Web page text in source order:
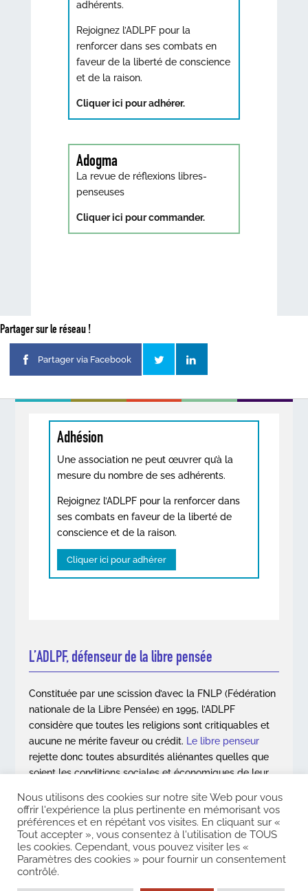
adhérents.
Rejoignez l’ADLPF pour la
renforcer dans ses combats en
faveur de la liberté de conscience
et de la raison.
Cliquer ici pour adhérer.
Adogma
La revue de réflexions libres-
penseuses
Cliquer ici pour commander.
Partager sur le réseau !
Partager via Facebook
Adhésion
Une association ne peut œuvrer qu’à la
mesure du nombre de ses adhérents.
Rejoignez l’ADLPF pour la renforcer dans
ses combats en faveur de la liberté de
conscience et de la raison.
Cliquer ici pour adhérer
L’ADLPF, défenseur de la libre pensée
Constituée par une scission d’avec la FNLP (Fédération
nationale de la Libre Pensée) en 1995, l’ADLPF
considère que toutes les religions sont critiquables et
aucune ne mérite faveur ou crédit. Le libre penseur
rejette donc toutes absurdités aliénantes quelles que
soient les conditions sociales et économiques de leur
En savoir plus
Nous utilisons des cookies sur notre site Web pour vous
offrir l'expérience la plus pertinente en mémorisant vos
préférences et en répétant vos visites. En cliquant sur «
Tout accepter », vous consentez à l'utilisation de TOUS
les cookies. Cependant, vous pouvez visiter les «
Paramètres des cookies » pour fournir un consentement
contrôlé.